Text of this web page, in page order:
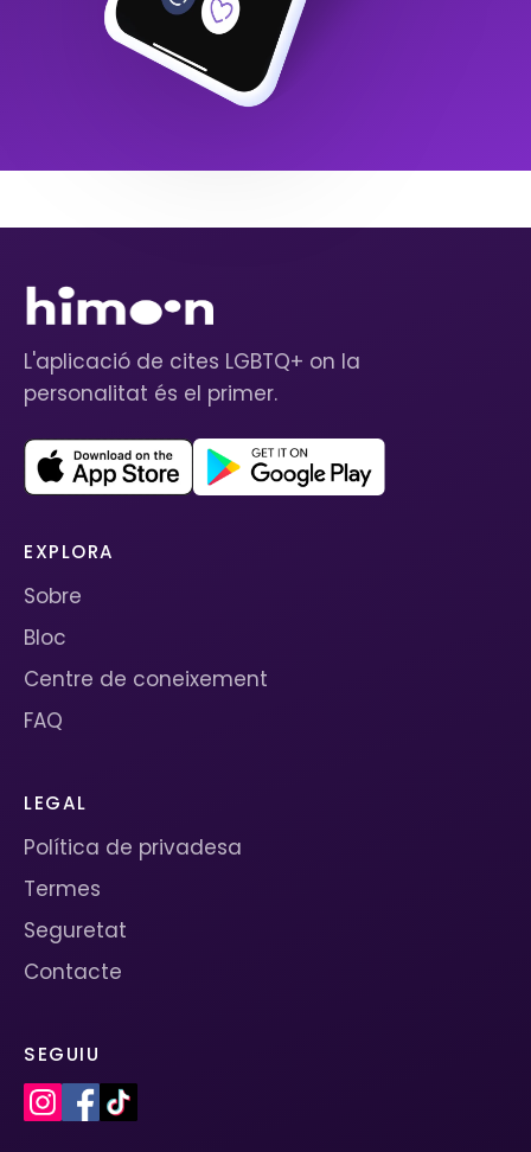
L'aplicació de cites LGBTQ+ on la
personalitat és el primer.
EXPLORA
Sobre
Bloc
Centre de coneixement
FAQ
LEGAL
Política de privadesa
Termes
Seguretat
Contacte
SEGUIU